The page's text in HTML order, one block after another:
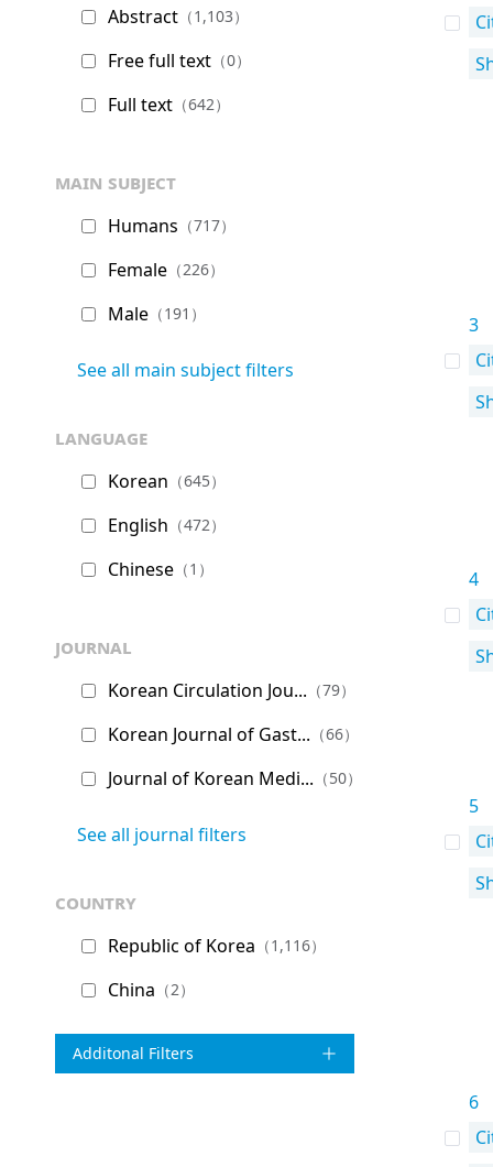
Abstract （1,103）
Free full text （0）
Full text （642）
main subject
Humans （717）
Female （226）
Male （191）
See all main subject filters
language
Korean （645）
English （472）
Chinese （1）
journal
Korean Circulation Jou... （79）
Korean Journal of Gast... （66）
Journal of Korean Medi... （50）
See all journal filters
country
Republic of Korea （1,116）
China （2）
Additonal Filters
3
4
5
6